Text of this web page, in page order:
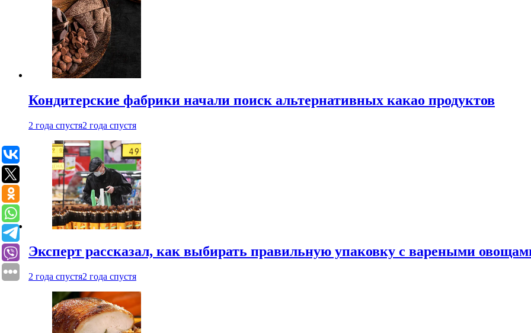
Кондитерские фабрики начали поиск альтернативных какао продуктов
2 года спустя2 года спустя
Эксперт рассказал, как выбирать правильную упаковку с вареными
2 года спустя2 года спустя